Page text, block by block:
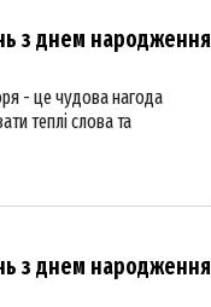
з днем народження
- це чудова нагода
теплі слова та
з днем народження